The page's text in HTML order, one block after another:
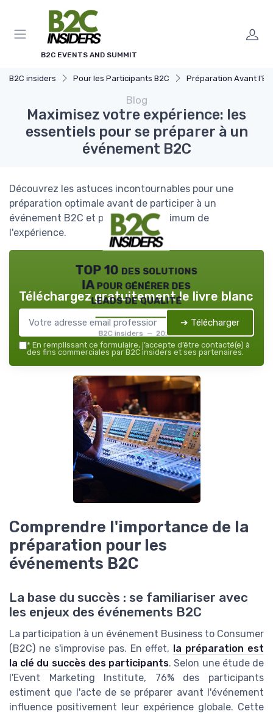
B2C EVENTS AND SUMMIT
B2C insiders Pour les Participants B2C Préparation Avant
Blog
Maximisez votre expérience: les
essentiels pour se préparer à un
événement B2C
Découvrez les astuces incontournables pour une
préparation optimale avant de participer à un
événement B2C et profitez au maximum de
l'expérience.
TOP 10 des solutions
IA pour générer des
leads de qualité
B2C insiders — 2026
Téléchargez gratuitement le livre blanc
➔ Télécharger
* En remplissant ce formulaire, j’accepte d’être contacté(e) à
des fins commerciales par B2C insiders et ses partenaires.
Comprendre l'importance de la
préparation pour les
événements B2C
La base du succès : se familiariser avec
les enjeux des événements B2C
La participation à un événement Business to Consumer
(B2C) ne s'improvise pas. En effet, la préparation est
la clé du succès des participants. Selon une étude de
l'Event Marketing Institute, 76% des participants
estiment que l'acte de se préparer avant l'événement
influence positivement leur expérience globale. Cette
Panneau de gestion des cookies